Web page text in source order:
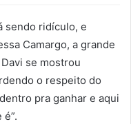
sendo ridículo, e
Camargo, a grande
se mostrou
o respeito do
pra ganhar e aqui